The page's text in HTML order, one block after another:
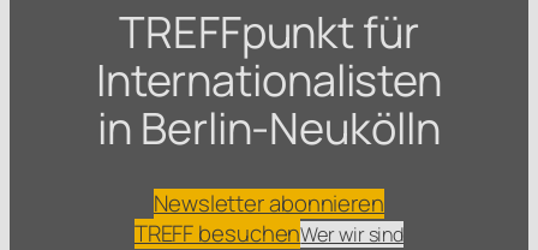
TREFFpunkt für
Internationalisten
in Berlin-Neukölln
Newsletter abonnieren
TREFF besuchenWer wir sind